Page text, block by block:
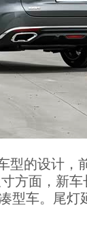
型的设计，
方面，新车
型车。尾灯